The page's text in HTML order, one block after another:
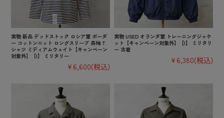
実物 新品 デッドストック ロシア軍 ボーダ
ー コットンニット ロングスリーブ 長袖 T
シャツ ミディアムウェイト【キャンペーン
対象外】【I】 ミリタリー
¥6,600(税込)
実物 USED オランダ軍 トレーニングジャケ
ット【キャンペーン対象外】【I】 ミリタリ
ー 古着
¥6,380(税込)